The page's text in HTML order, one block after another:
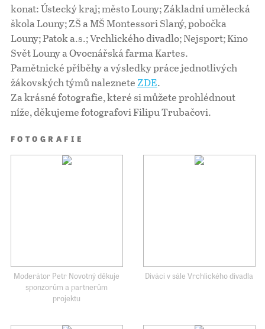
konat: Ústecký kraj; město Louny; Základní umělecká
škola Louny; ZŠ a MŠ Montessori Slaný, pobočka
Louny; Patok a.s.; Vrchlického divadlo; Nejsport; Kino
Svět Louny a Ovocnářská farma Kartes.
Pamětnické příběhy a výsledky práce jednotlivých
žákovských týmů naleznete ZDE.
Za krásné fotografie, které si můžete prohlédnout
níže, děkujeme fotografovi Filipu Trubačovi.
FOTOGRAFIE
Moderátor Petr Novotný děkuje
sponzorům a partnerům
projektu
Diváci v sále Vrchlického divadla